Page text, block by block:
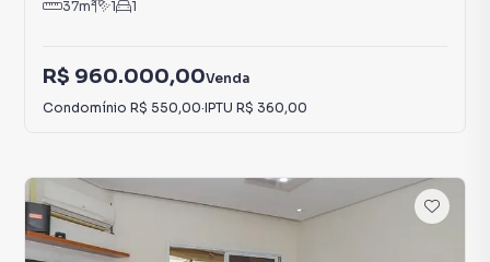
37m² 1 1
R$ 960.000,00Venda
Condomínio R$ 550,00·IPTU R$ 360,00